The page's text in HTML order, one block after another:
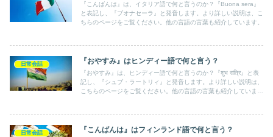
『こんばんは』は、イタリア語で何と言うのか？『Buona sera』
と表記し、『ブオナセーラ』と発音します。より詳しい説明は、こ
ちらのページをご覧ください。他の言語の言葉も紹介しています。
日常会話 『おやすみ』はヒンディー語で何と言う？
『おやすみ』は、ヒンディー語で何と言うのか？『शुभ रात्रि』と表
記し、『シュブ・ラートリィ』と発音します。より詳しい説明は、
こちらのページをご覧ください。他の言語の言葉も紹介していま
日常会話 『こんばんは』はフィンランド語で何と言う？